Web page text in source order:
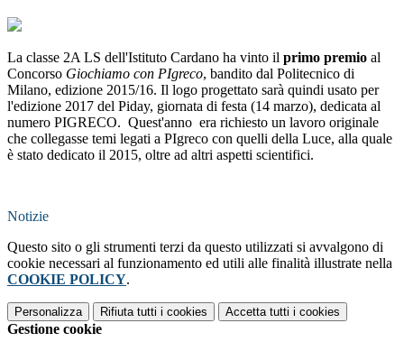
La classe 2A LS dell'Istituto Cardano ha vinto il primo premio al
Concorso Giochiamo con PIgreco, bandito dal Politecnico di
Milano, edizione 2015/16. Il logo progettato sarà quindi usato per
l'edizione 2017 del Piday, giornata di festa (14 marzo), dedicata al
numero PIGRECO. Quest'anno era richiesto un lavoro originale
che collegasse temi legati a PIgreco con quelli della Luce, alla quale
è stato dedicato il 2015, oltre ad altri aspetti scientifici.
Notizie
Questo sito o gli strumenti terzi da questo utilizzati si avvalgono di
cookie necessari al funzionamento ed utili alle finalità illustrate nella
COOKIE POLICY.
Personalizza Rifiuta tutti i cookies Accetta tutti i cookies
Gestione cookie